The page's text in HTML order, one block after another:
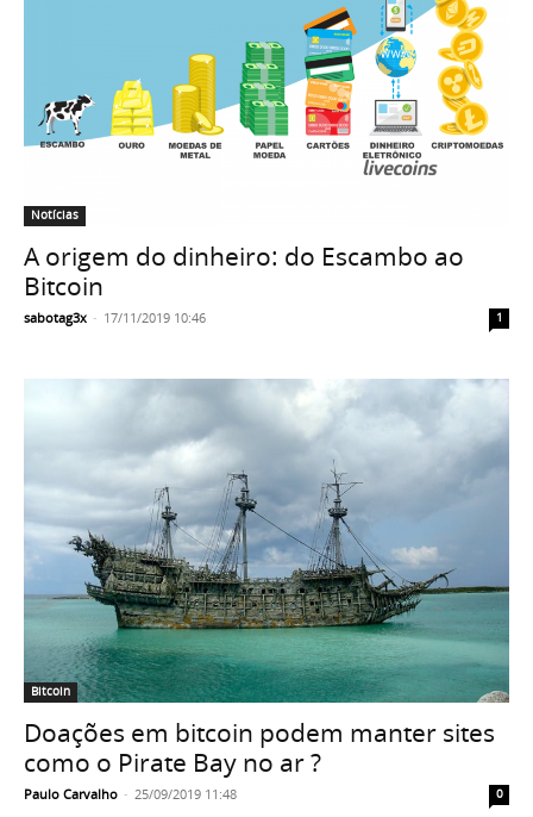
Notícias
A origem do dinheiro: do Escambo ao
Bitcoin
sabotag3x - 17/11/2019 10:46 1
Bitcoin
Doações em bitcoin podem manter sites
como o Pirate Bay no ar ?
Paulo Carvalho - 25/09/2019 11:48 0